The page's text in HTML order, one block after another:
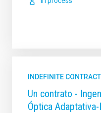
INDEFINITE CONTRACT
Un contrato -
Óptica Adaptativa-